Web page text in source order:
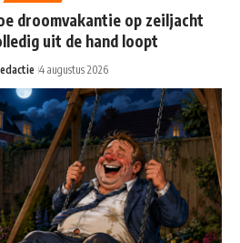
droomvakantie op zeiljacht
uit de hand loopt
4 augustus 2026